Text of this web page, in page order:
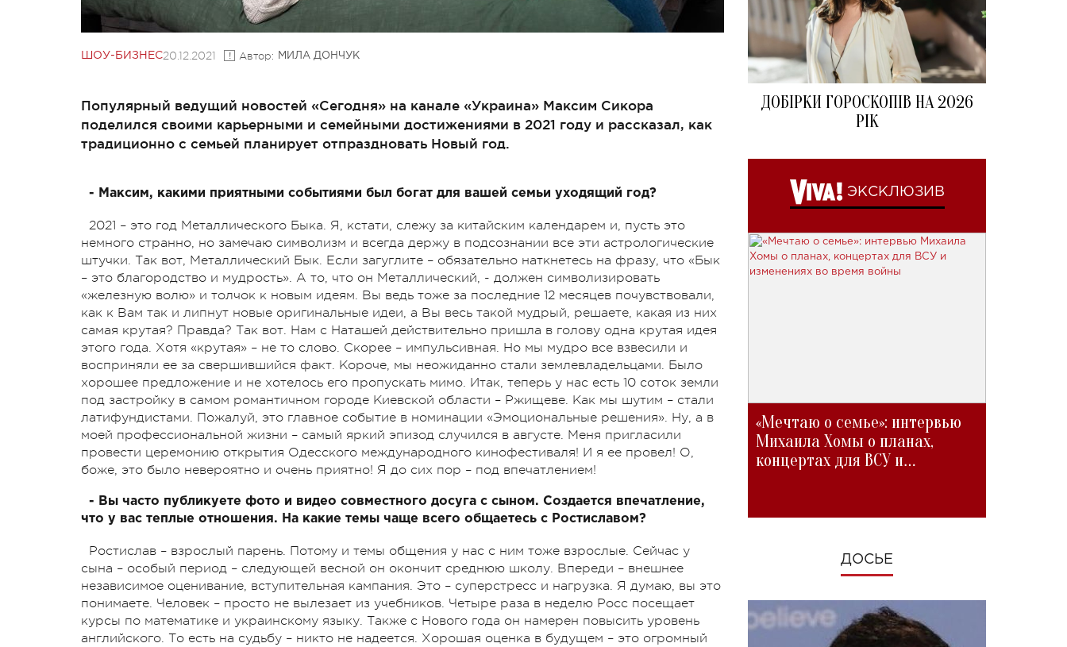
ШОУ-БИЗНЕС20.12.2021 Автор: МИЛА ДОНЧУК
Популярный ведущий новостей «Сегодня» на канале «Украина» Максим Сикора
поделился своими карьерными и семейными достижениями в 2021 году и рассказал, как
традиционно с семьей планирует отпраздновать Новый год.
- Максим, какими приятными событиями был богат для вашей семьи уходящий год?
2021 – это год Металлического Быка. Я, кстати, слежу за китайским календарем и, пусть это
немного странно, но замечаю символизм и всегда держу в подсознании все эти астрологические
штучки. Так вот, Металлический Бык. Если загуглите – обязательно наткнетесь на фразу, что «Бык
– это благородство и мудрость». А то, что он Металлический, - должен символизировать
«железную волю» и толчок к новым идеям. Вы ведь тоже за последние 12 месяцев почувствовали,
как к Вам так и липнут новые оригинальные идеи, а Вы весь такой мудрый, решаете, какая из них
самая крутая? Правда? Так вот. Нам с Наташей действительно пришла в голову одна крутая идея
этого года. Хотя «крутая» – не то слово. Скорее – импульсивная. Но мы мудро все взвесили и
восприняли ее за свершившийся факт. Короче, мы неожиданно стали землевладельцами. Было
хорошее предложение и не хотелось его пропускать мимо. Итак, теперь у нас есть 10 соток земли
под застройку в самом романтичном городе Киевской области – Ржищеве. Как мы шутим – стали
латифундистами. Пожалуй, это главное событие в номинации «Эмоциональные решения». Ну, а в
моей профессиональной жизни – самый яркий эпизод случился в августе. Меня пригласили
провести церемонию открытия Одесского международного кинофестиваля! И я ее провел! О,
боже, это было невероятно и очень приятно! Я до сих пор – под впечатлением!
- Вы часто публикуете фото и видео совместного досуга с сыном. Создается впечатление,
что у вас теплые отношения. На какие темы чаще всего общаетесь с Ростиславом?
Ростислав – взрослый парень. Потому и темы общения у нас с ним тоже взрослые. Сейчас у
сына – особый период – следующей весной он окончит среднюю школу. Впереди – внешнее
независимое оценивание, вступительная кампания. Это – суперстресс и нагрузка. Я думаю, вы это
понимаете. Человек – просто не вылезает из учебников. Четыре раза в неделю Росс посещает
курсы по математике и украинскому языку. Также с Нового года он намерен повысить уровень
английского. То есть на судьбу – никто не надеется. Хорошая оценка в будущем – это огромный
ДОБІРКИ ГОРОСКОПІВ НА 2026
РІК
ЭКСКЛЮЗИВ
«Мечтаю о семье»: интервью
Михаила Хомы о планах,
концертах для ВСУ и
ДОСЬЕ